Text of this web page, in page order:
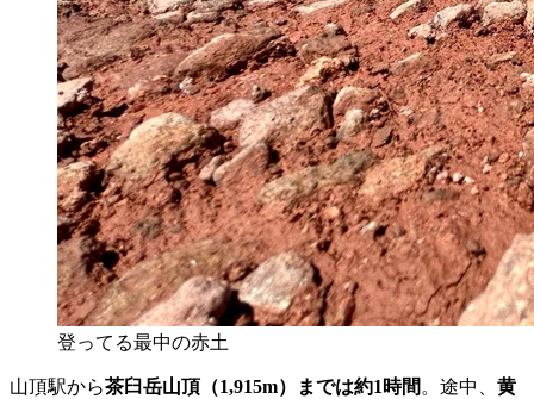
登ってる最中の赤土
山頂駅から茶臼岳山頂（1,915m）までは約1時間 。途中、 黄